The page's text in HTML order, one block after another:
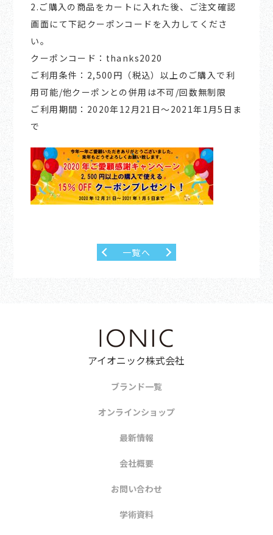
2.ご購入の商品をカートに入れた後、ご注文確認
画面にて下記クーポンコードを入力してくださ
い。
クーポンコード：thanks2020
ご利用条件：2,500円（税込）以上のご購入で利
用可能/他クーポンとの併用は不可/回数無制限
ご利用期間：2020年12月21日～2021年1月5日ま
で
一覧へ
ブランド一覧
オンラインショップ
最新情報
会社概要
お問い合わせ
学術資料
アイオニック株式会社